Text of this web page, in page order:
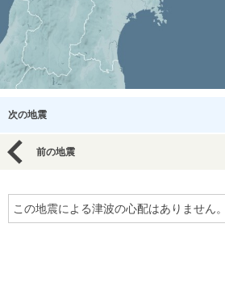
次の地震
前の地震
この地震による津波の心配はありません。